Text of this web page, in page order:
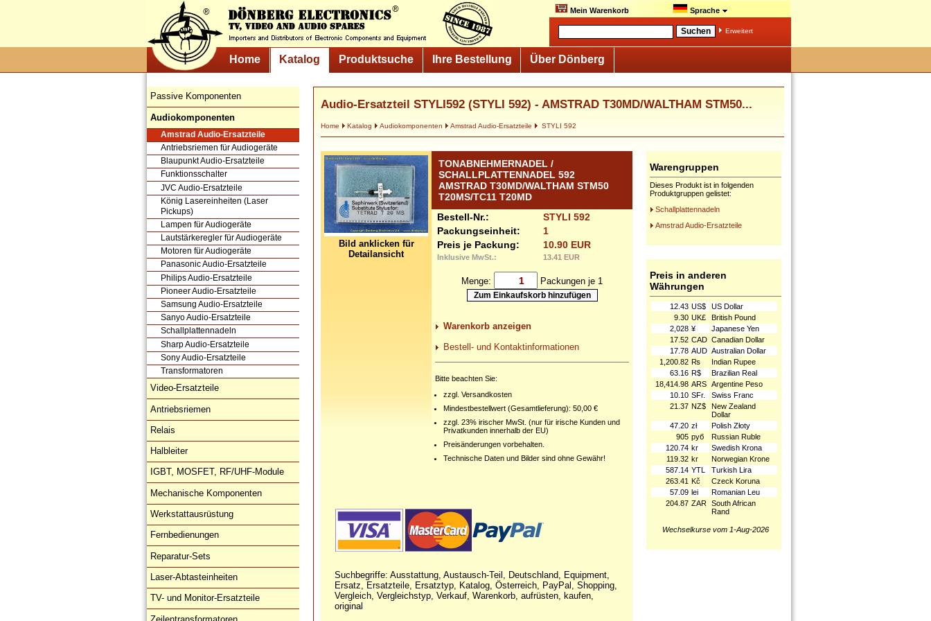
Mein Warenkorb Sprache
Erweitert
Home Katalog Produktsuche Ihre Bestellung Über Dönberg
Passive Komponenten
Audiokomponenten
Amstrad Audio-Ersatzteile
Antriebsriemen für Audiogeräte
Blaupunkt Audio-Ersatzteile
Funktionsschalter
JVC Audio-Ersatzteile
König Lasereinheiten (Laser
Pickups)
Lampen für Audiogeräte
Lautstärkeregler für Audiogeräte
Motoren für Audiogeräte
Panasonic Audio-Ersatzteile
Philips Audio-Ersatzteile
Pioneer Audio-Ersatzteile
Samsung Audio-Ersatzteile
Sanyo Audio-Ersatzteile
Schallplattennadeln
Sharp Audio-Ersatzteile
Sony Audio-Ersatzteile
Transformatoren
Video-Ersatzteile
Antriebsriemen
Relais
Halbleiter
IGBT, MOSFET, RF/UHF-Module
Mechanische Komponenten
Werkstattausrüstung
Fernbedienungen
Reparatur-Sets
Laser-Abtasteinheiten
TV- und Monitor-Ersatzteile
Audio-Ersatzteil STYLI592 (STYLI 592) - AMSTRAD T30MD/WALTHAM STM50...
Home Katalog Audiokomponenten Amstrad Audio-Ersatzteile STYLI 592
Bild anklicken für
Detailansicht
TONABNEHMERNADEL /
SCHALLPLATTENNADEL 592
AMSTRAD T30MD/WALTHAM STM50
T20MS/TC11 T20MD
Bestell-Nr.:
STYLI 592
Packungseinheit:
1
Preis je Packung:
10.90 EUR
Inklusive MwSt.: 13.41 EUR
Menge: Packungen je 1
Warenkorb anzeigen
Bestell- und Kontaktinformationen
Bitte beachten Sie:
zzgl. Versandkosten
Mindestbestellwert (Gesamtlieferung): 50,00 €
zzgl. 23% irischer MwSt. (nur für irische Kunden und
Privatkunden innerhalb der EU)
Preisänderungen vorbehalten.
Technische Daten und Bilder sind ohne Gewähr!
Suchbegriffe: Ausstattung, Austausch-Teil, Deutschland, Equipment,
Ersatz, Ersatzteile, Ersatztyp, Katalog, Österreich, PayPal, Shopping,
Vergleich, Vergleichstyp, Verkauf, Warenkorb, aufrüsten, kaufen,
original
Warengruppen
Dieses Produkt ist in folgenden
Produktgruppen gelistet:
Schallplattennadeln
Amstrad Audio-Ersatzteile
Preis in anderen
Währungen
12.43 US$
US Dollar
9.30 UK£
British Pound
2,028 ¥
Japanese Yen
17.52 CAD Canadian Dollar
17.78 AUD Australian Dollar
1,200.82 ₨
Indian Rupee
63.16 R$
Brazilian Real
18,414.98 ARS Argentine Peso
10.10 SFr.
Swiss Franc
21.37 NZ$
New Zealand
Dollar
47.20 zł
Polish Złoty
905 руб
Russian Ruble
120.74 kr
Swedish Krona
119.32 kr
Norwegian Krone
587.14 YTL
Turkish Lira
263.41 Kč
Czeck Koruna
57.09 lei
Romanian Leu
204.87 ZAR South African
Rand
Wechselkurse vom 1-Aug-2026